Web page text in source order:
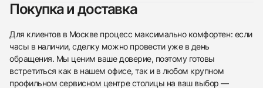
Покупка и доставка
Для клиентов в Москве процесс максимально комфортен: если
часы в наличии, сделку можно провести уже в день
обращения. Мы ценим ваше доверие, поэтому готовы
встретиться как в нашем офисе, так и в любом крупном
профильном сервисном центре столицы на ваш выбор —
Отправить заявку
Приложите фото ваших часов…
Отправить заявку